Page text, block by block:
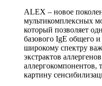
ALEX – новое
мультикомплексных
который позволяет
базового IgE общего
широкому спектру
экстрактов
аллергокомпонентов,
картину